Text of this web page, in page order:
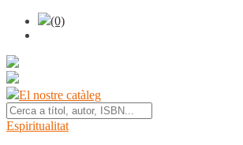
(0)
El nostre catàleg
Espiritualitat